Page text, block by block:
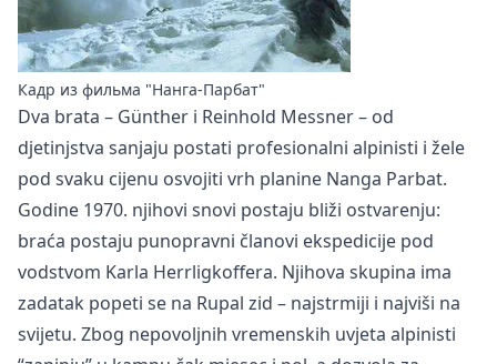
Кадр из фильма "Нанга-Парбат"
Dva brata – Günther i Reinhold Messner – od
djetinjstva sanjaju postati profesionalni alpinisti i žele
pod svaku cijenu osvojiti vrh planine Nanga Parbat.
Godine 1970. njihovi snovi postaju bliži ostvarenju:
braća postaju punopravni članovi ekspedicije pod
vodstvom Karla Herrligkoffera. Njihova skupina ima
zadatak popeti se na Rupal zid – najstrmiji i najviši na
svijetu. Zbog nepovoljnih vremenskih uvjeta alpinisti